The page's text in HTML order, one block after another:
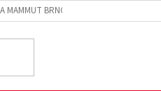
MAMMUT BRNO